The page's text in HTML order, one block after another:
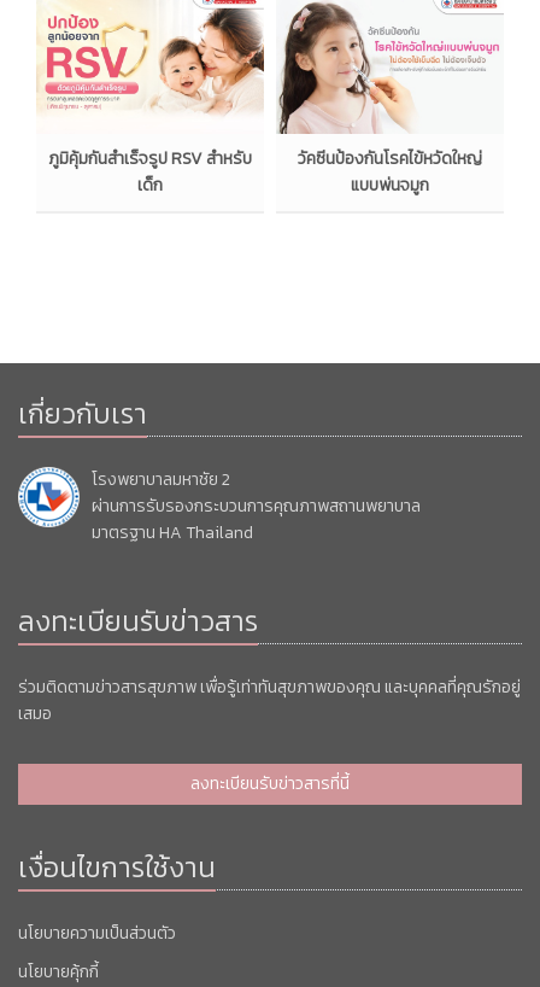
ภูมิคุ้มกันสำเร็จรูป RSV สำหรับ
เด็ก
วัคซีนป้องกันโรคไข้หวัดใหญ่
แบบพ่นจมูก
เกี่ยวกับเรา
โรงพยาบาลมหาชัย 2
ผ่านการรับรองกระบวนการคุณภาพสถานพยาบาล
มาตรฐาน HA Thailand
ลงทะเบียนรับข่าวสาร
ร่วมติดตามข่าวสารสุขภาพ เพื่อรู้เท่าทันสุขภาพของคุณ และบุคคลที่คุณรักอยู่
เสมอ
ลงทะเบียนรับข่าวสารที่นี้
เงื่อนไขการใช้งาน
นโยบายความเป็นส่วนตัว
นโยบายคุ้กกี้